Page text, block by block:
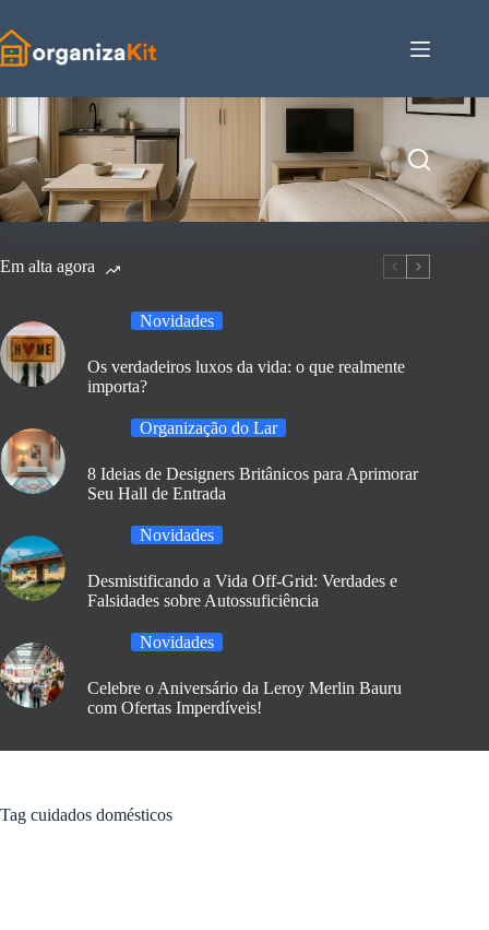
para
o
conteúdo
Em alta agora
Novidades
Os verdadeiros luxos da vida: o que realmente
importa?
Organização do Lar
8 Ideias de Designers Britânicos para Aprimorar
Seu Hall de Entrada
Novidades
Desmistificando a Vida Off-Grid: Verdades e
Falsidades sobre Autossuficiência
Novidades
Celebre o Aniversário da Leroy Merlin Bauru
com Ofertas Imperdíveis!
Tag cuidados domésticos